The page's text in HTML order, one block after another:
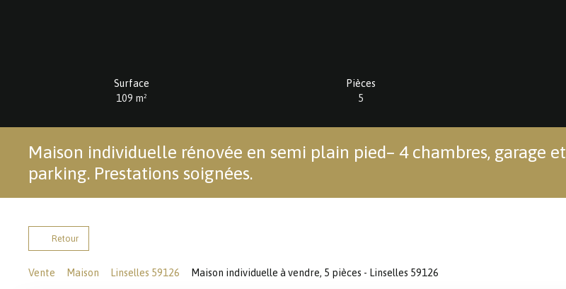
Surface
109 m²
Pièces
5
Maison individuelle rénovée en semi plain pied– 4 chambres, garage et
parking. Prestations soignées.
Retour
Vente Maison Linselles 59126 Maison individuelle à vendre, 5 pièces - Linselles 59126